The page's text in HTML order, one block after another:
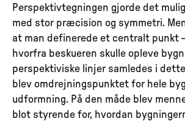
Perspektivtegningen gjorde det
med stor præcision og symmetri.
at man definerede et centralt punkt
hvorfra beskueren skulle opleve
perspektiviske linjer samledes i
blev omdrejningspunktet for hele
udformning. På den måde blev
blot styrende for, hvordan